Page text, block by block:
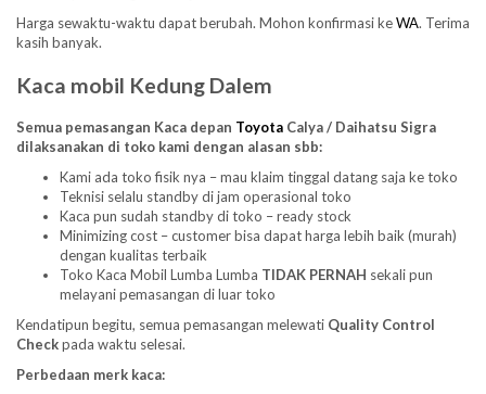
Harga sewaktu-waktu dapat berubah. Mohon konfirmasi keWA. Terima
kasih banyak.
Kaca mobil Kedung Dalem
Semua pemasangan Kaca depan Toyota Calya / Daihatsu Sigra
dilaksanakan di toko kami dengan alasan sbb:
Kami ada toko fisik nya – mau klaim tinggal datang saja ke toko
Teknisi selalu standby di jam operasional toko
Kaca pun sudah standby di toko – ready stock
Minimizing cost – customer bisa dapat harga lebih baik (murah)
dengan kualitas terbaik
Toko Kaca Mobil Lumba Lumba TIDAK PERNAH sekali pun
melayani pemasangan di luar toko
Kendatipun begitu, semua pemasangan melewati Quality Control
Checkpada waktu selesai.
Perbedaan merk kaca: